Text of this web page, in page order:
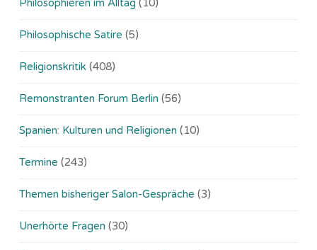
Philosophieren im Alltag (10)
Philosophische Satire (5)
Religionskritik (408)
Remonstranten Forum Berlin (56)
Spanien: Kulturen und Religionen (10)
Termine (243)
Themen bisheriger Salon-Gespräche (3)
Unerhörte Fragen (30)